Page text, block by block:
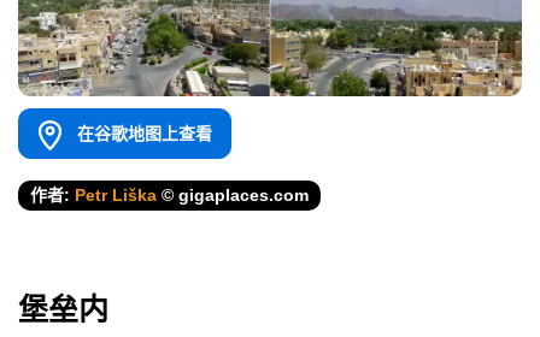
在谷歌地图上查看
作者: Petr Liška © gigaplaces.com
堡垒内